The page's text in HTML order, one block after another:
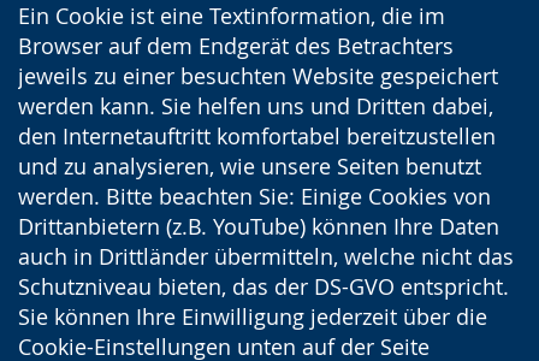
Ein Cookie ist eine Textinformation, die im
Browser auf dem Endgerät des Betrachters
jeweils zu einer besuchten Website gespeichert
werden kann. Sie helfen uns und Dritten dabei,
den Internetauftritt komfortabel bereitzustellen
und zu analysieren, wie unsere Seiten benutzt
werden. Bitte beachten Sie: Einige Cookies von
Drittanbietern (z.B. YouTube) können Ihre Daten
auch in Drittländer übermitteln, welche nicht das
Schutzniveau bieten, das der DS-GVO entspricht.
Sie können Ihre Einwilligung jederzeit über die
Cookie-Einstellungen unten auf der Seite